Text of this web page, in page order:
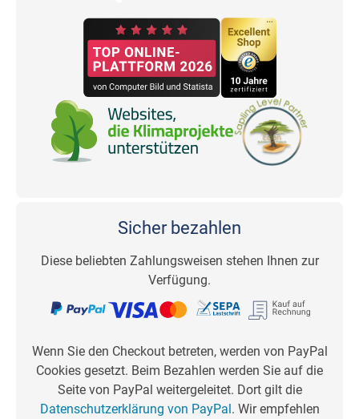
Sicher bezahlen
Diese beliebten Zahlungsweisen stehen Ihnen zur
Verfügung.
Wenn Sie den Checkout betreten, werden von PayPal
Cookies gesetzt. Beim Bezahlen werden Sie auf die
Seite von PayPal weitergeleitet. Dort gilt die
Datenschutzerklärung von PayPal. Wir empfehlen